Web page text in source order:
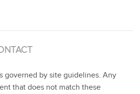
governed by site guidelines. Any
that does not match these